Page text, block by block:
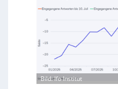
v
I
h
d
ü
r
Bild: Ifo Institut